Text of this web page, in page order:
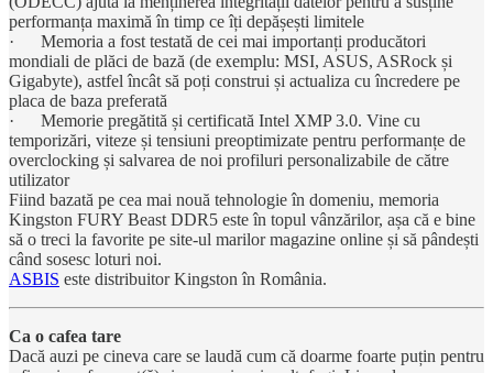
performanța maximă în timp ce îți depășești limitele
· Memoria a fost testată de cei mai importanți producători
mondiali de plăci de bază (de exemplu: MSI, ASUS, ASRock și
Gigabyte), astfel încât să poți construi și actualiza cu încredere pe
placa de baza preferată
· Memorie pregătită și certificată Intel XMP 3.0. Vine cu
temporizări, viteze și tensiuni preoptimizate pentru performanțe de
overclocking și salvarea de noi profiluri personalizabile de către
utilizator
Fiind bazată pe cea mai nouă tehnologie în domeniu, memoria
Kingston FURY Beast DDR5 este în topul vânzărilor, așa că e bine
să o treci la favorite pe site-ul marilor magazine online și să pândești
când sosesc loturi noi.
ASBIS este distribuitor Kingston în România.
Ca o cafea tare
Dacă auzi pe cineva care se laudă cum că doarme foarte puțin pentru